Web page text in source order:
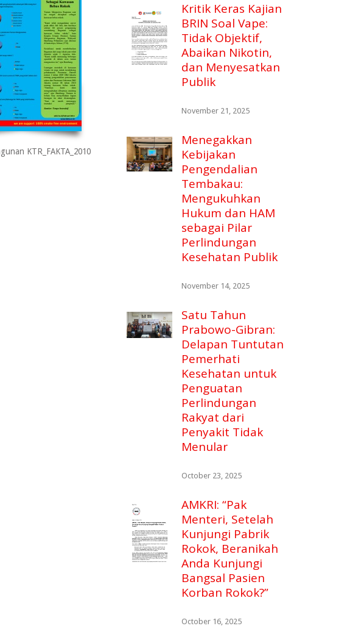
KTR_FAKTA_2010
Kritik Keras Kajian
BRIN Soal Vape:
Tidak Objektif,
Abaikan Nikotin,
dan Menyesatkan
Publik
November 21, 2025
Menegakkan
Kebijakan
Pengendalian
Tembakau:
Mengukuhkan
Hukum dan HAM
sebagai Pilar
Perlindungan
Kesehatan Publik
November 14, 2025
Satu Tahun
Prabowo-Gibran:
Delapan Tuntutan
Pemerhati
Kesehatan untuk
Penguatan
Perlindungan
Rakyat dari
Penyakit Tidak
Menular
October 23, 2025
AMKRI: “Pak
Menteri, Setelah
Kunjungi Pabrik
Rokok, Beranikah
Anda Kunjungi
Bangsal Pasien
Korban Rokok?”
October 16, 2025